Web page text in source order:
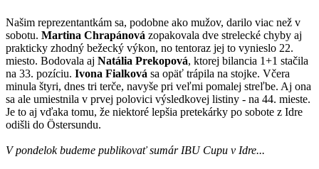
Našim reprezentantkám sa, podobne ako mužov, darilo viac než v
sobotu. Martina Chrapánová zopakovala dve strelecké chyby aj
prakticky zhodný bežecký výkon, no tentoraz jej to vynieslo 22.
miesto. Bodovala aj Natália Prekopová, ktorej bilancia 1+1 stačila
na 33. pozíciu. Ivona Fialková sa opäť trápila na stojke. Včera
minula štyri, dnes tri terče, navyše pri veľmi pomalej streľbe. Aj ona
sa ale umiestnila v prvej polovici výsledkovej listiny - na 44. mieste.
Je to aj vďaka tomu, že niektoré lepšia pretekárky po sobote z Idre
odišli do Östersundu.
V pondelok budeme publikovať sumár IBU Cupu v Idre...